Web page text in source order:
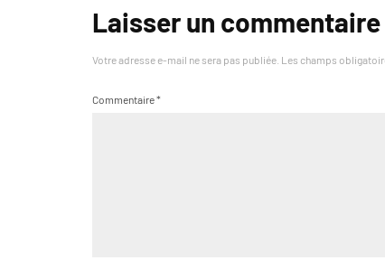
Laisser un commentaire
Votre adresse e-mail ne sera pas publiée. Les champs
Commentaire*